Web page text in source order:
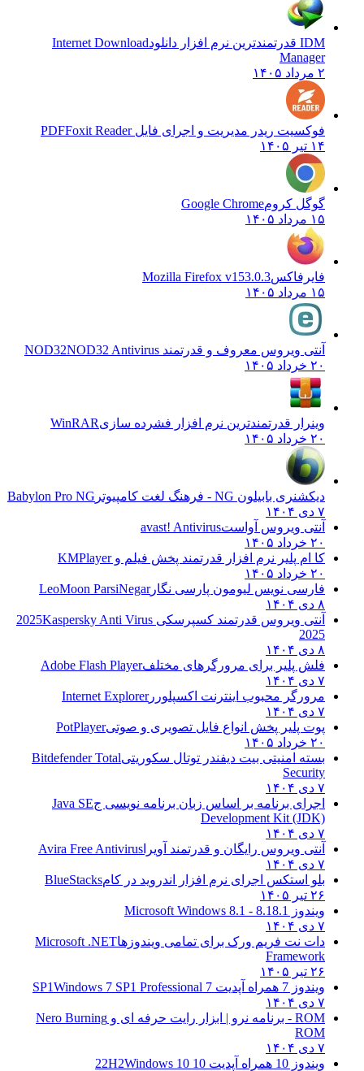
IDM قدرتمندترین نرم افزار دانلود
Internet Download
Manager
فوکسیت ریدر مدیریت و اجرای فایل PDFFoxit Reader
گوگل کرومGoogle Chrome
فایرفاکسMozilla Firefox v153.0.3
آنتی ویروس معروف و قدرتمند NOD32NOD32 Antivirus
وینرار قدرتمندترین نرم افزار فشرده سازیWinRAR
دیکشنری بابیلون NG - فرهنگ لغت کامپیوتر
Babylon Pro NG
آنتی ویروس آواستavast! Antivirus
کا ام پلیر نرم افزار قدرتمند پخش فیلم وKMPlayer
فارسی نویس لیومون پارسی نگار LeoMoon ParsiNegar
آنتی ویروس قدرتمند کسپرسکی 2025Kaspersky Anti Virus
2025
فلش پلیر برای مرورگرهای مختلفAdobe Flash Player
مرورگر محبوب اینترنت اکسپلوررInternet Explorer
پوت پلیر پخش انواع فایل تصویری و صوتیPotPlayer
بسته امنیتی بیت دیفندر توتال سکوریتی Bitdefender Total
Security
اجرای برنامه بر اساس زبان برنامه نویسی جJava SE
Development Kit (JDK)
آنتی ویروس رایگان و قدرتمند آویرا Avira Free Antivirus
بلو استکس اجرای نرم افزار اندروید در کام BlueStacks
ویندوز 8.18.1 - Microsoft Windows 8.1
دات نت فریم ورک برای تمامی ویندوزهاMicrosoft .NET
Framework
ویندوز 7 همراه آپدیت 7 SP1
Windows 7 SP1 Professional
ROM - برنامه نرو | ابزار رایت حرفه ای و
Nero Burning
ROM
ویندوز 10 همراه آپدیت 10 22H2
Windows 10